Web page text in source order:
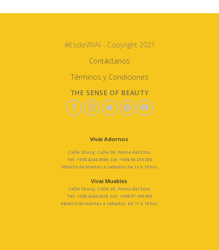
#EsdeVIVAI - Copyright 2021
Contáctanos
Términos y Condiciones
THE SENSE OF BEAUTY
Vivai Adornos
Calle 20 esq. Calle 30, Punta del Este.
Tel: +598 4244 3566 Cel: +598 96 215 000
Abierto de martes a sabados de 11 a 19 hrs.
Vivai Muebles
Calle 18 esq. Calle 29, Punta del Este.
Tel: +598 4244 2678 Cel: +598 97 109 900
Abierto de martes a sábados de 11 a 19 hrs.